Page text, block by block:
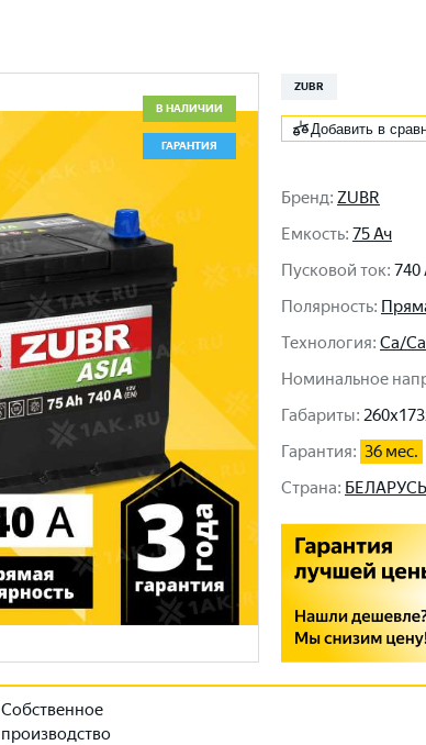
В НАЛИЧИИ
ГАРАНТИЯ
ZUBR
Добавить в
Бренд: ZUBR
Емкость: 75 Ач
Пусковой ток: 740
Полярность:
Технология: Ca/Ca
Номинальное
Габариты:
Гарантия: 36 мес.
Cтрана: БЕЛАРУСЬ
Собственное
производство